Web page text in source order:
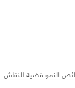
النمو قضية للنقاش